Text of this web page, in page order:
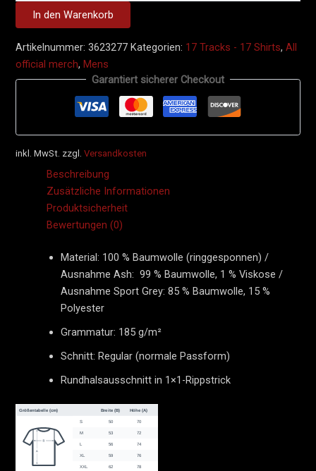
In den Warenkorb
Artikelnummer:3623277 Kategorien: 17 Tracks - 17 Shirts,All
official merch,Mens
Garantiert sicherer Checkout
inkl. MwSt. zzgl.Versandkosten
Beschreibung
Zusätzliche Informationen
Produktsicherheit
Bewertungen (0)
Material: 100 % Baumwolle (ringgesponnen) /
Ausnahme Ash: 99 % Baumwolle, 1 % Viskose /
Ausnahme Sport Grey: 85 % Baumwolle, 15 %
Polyester
Grammatur: 185 g/m²
Schnitt: Regular (normale Passform)
Rundhalsausschnitt in 1×1-Rippstrick